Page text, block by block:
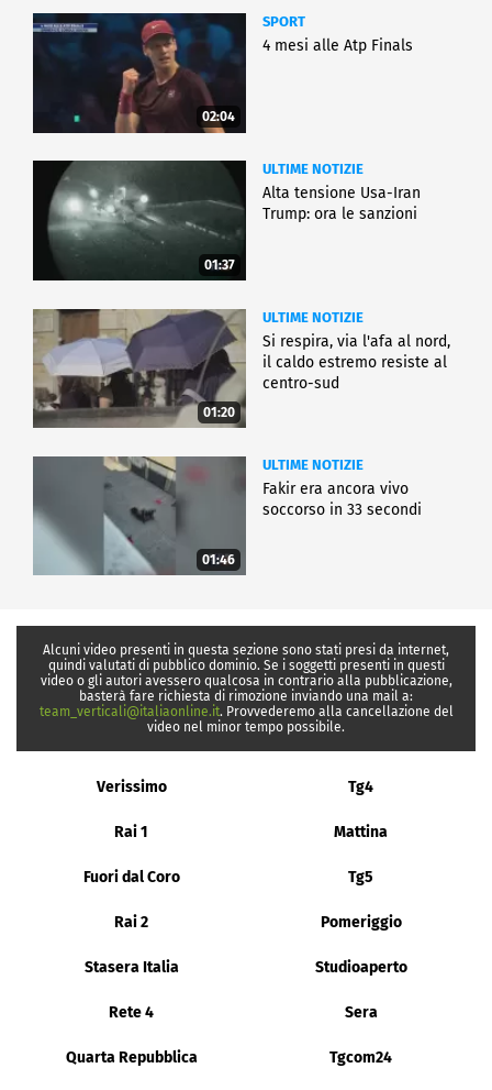
02:04
SPORT
4 mesi alle Atp Finals
01:37
ULTIME NOTIZIE
Alta tensione Usa-Iran
Trump: ora le sanzioni
01:20
ULTIME NOTIZIE
Si respira, via l'afa al nord,
il caldo estremo resiste al
centro-sud
01:46
ULTIME NOTIZIE
Fakir era ancora vivo
soccorso in 33 secondi
Alcuni video presenti in questa sezione sono stati presi da internet,
quindi valutati di pubblico dominio. Se i soggetti presenti in questi
video o gli autori avessero qualcosa in contrario alla pubblicazione,
basterà fare richiesta di rimozione inviando una mail a:
team_verticali@italiaonline.it. Provvederemo alla cancellazione del
video nel minor tempo possibile.
Verissimo Tg4
Rai 1 Mattina
Fuori dal Coro Tg5
Rai 2 Pomeriggio
Stasera Italia Studioaperto
Rete 4 Sera
Quarta Repubblica Tgcom24